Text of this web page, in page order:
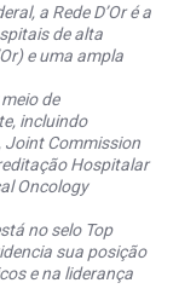
a Rede D’Or é a
de alta
e uma ampla
de
incluindo
Joint Commission
Hospitalar
Oncology
no selo Top
sua posição
e na liderança